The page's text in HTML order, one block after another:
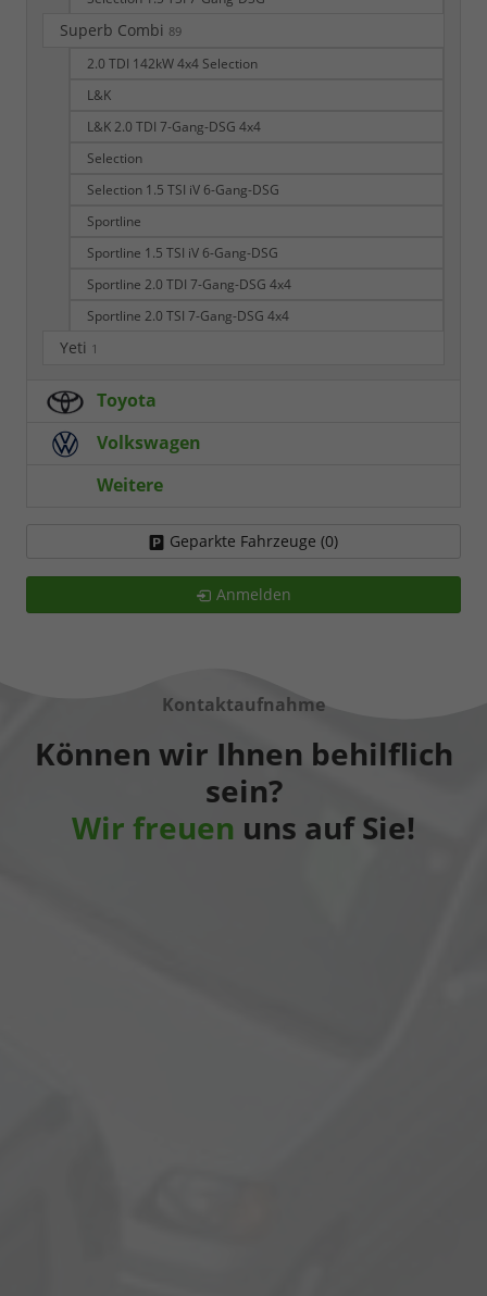
Superb Combi 89
2.0 TDI 142kW 4x4 Selection
L&K
L&K 2.0 TDI 7-Gang-DSG 4x4
Selection
Selection 1.5 TSI iV 6-Gang-DSG
Sportline
Sportline 1.5 TSI iV 6-Gang-DSG
Sportline 2.0 TDI 7-Gang-DSG 4x4
Sportline 2.0 TSI 7-Gang-DSG 4x4
Yeti 1
Toyota
Volkswagen
Weitere
Geparkte Fahrzeuge (0)
Anmelden
Kontaktaufnahme
Können wir Ihnen behilflich
sein?
Wir freuen uns auf Sie!